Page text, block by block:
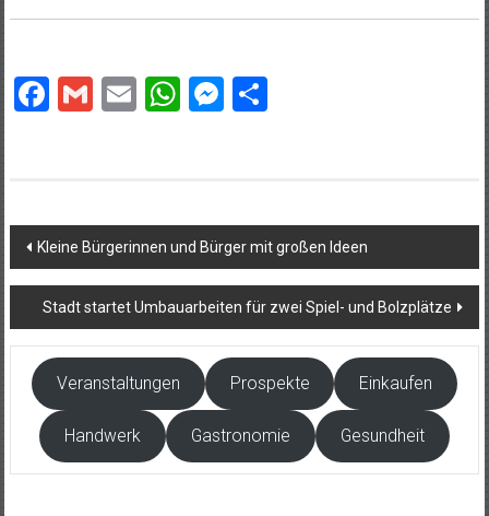
Facebook
Gmail
EmailWhatsApp
Messenger
Teilen
Beitragsnavigation
Kleine Bürgerinnen und Bürger mit großen Ideen
Stadt startet Umbauarbeiten für zwei Spiel- und Bolzplätze
Veranstaltungen Prospekte Einkaufen
Handwerk Gastronomie Gesundheit